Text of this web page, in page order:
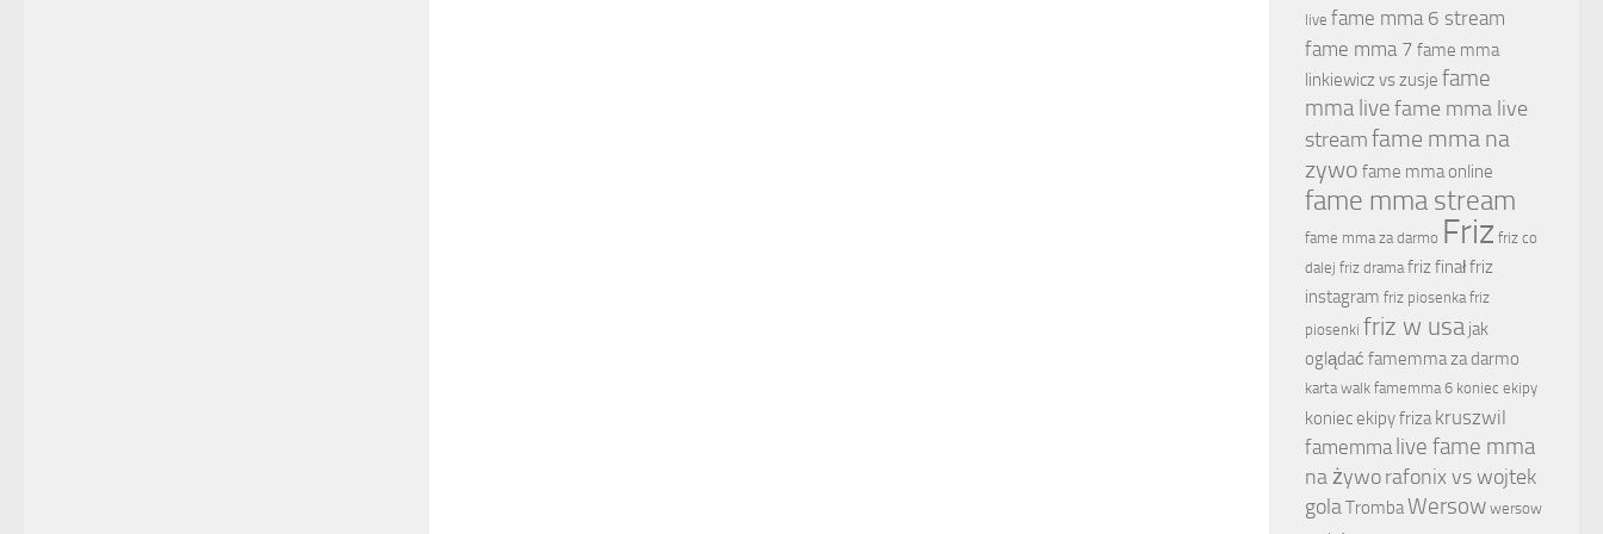
live fame mma 6 stream
fame mma 7 fame mma
linkiewicz vs zusje fame
mma livefame mma live
streamfame mma na
zywo fame mma online
fame mma stream
fame mma za darmo Friz friz co
dalej friz drama friz finałfriz
instagram friz piosenka friz
piosenki friz w usa jak
oglądać famemma za darmo
karta walk famemma 6 koniec ekipy
koniec ekipy friza kruszwil
famemma live fame mma
na żyworafonix vs wojtek
golaTrombaWersow wersow